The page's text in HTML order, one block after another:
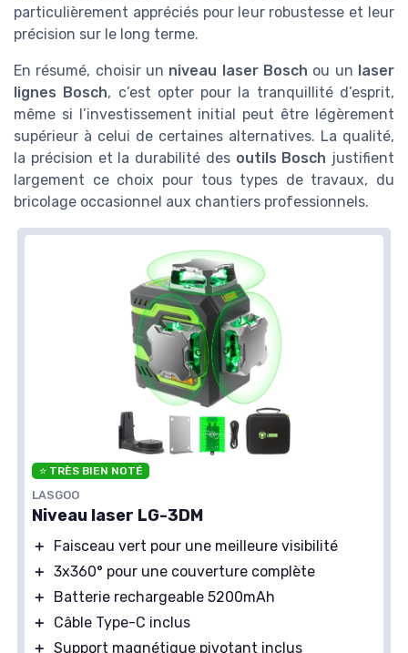
particulièrement appréciés pour leur robustesse et leur
précision sur le long terme.
En résumé, choisir un niveau laser Bosch ou un laser
lignes Bosch, c’est opter pour la tranquillité d’esprit,
même si l’investissement initial peut être légèrement
supérieur à celui de certaines alternatives. La qualité,
la précision et la durabilité des outils Bosch justifient
largement ce choix pour tous types de travaux, du
bricolage occasionnel aux chantiers professionnels.
⭐ TRÈS BIEN NOTÉ
LASGOO
Niveau laser LG-3DM
＋
Faisceau vert pour une meilleure visibilité
＋ 3x360° pour une couverture complète
＋
Batterie rechargeable 5200mAh
＋
Câble Type-C inclus
＋ Support magnétique pivotant inclus